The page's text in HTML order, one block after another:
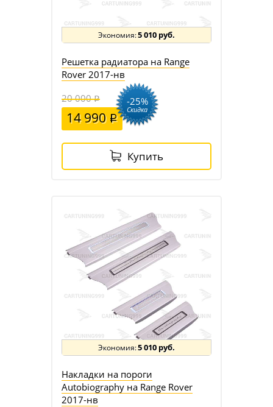
5 010 руб.
Решетка радиатора на Range
Rover 2017-нв
20 000
14 990
-25%
Скидка
Купить
5 010 руб.
Накладки на пороги
Autobiography на Range Rover
2017-нв